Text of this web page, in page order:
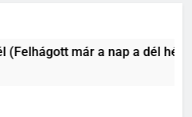
már a nap a dél hév